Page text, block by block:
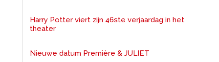
Harry Potter viert zijn 46ste verjaardag in het
theater
Nieuwe datum Première & JULIET